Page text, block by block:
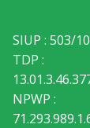
SIUP : 503/
TDP :
NPWP :